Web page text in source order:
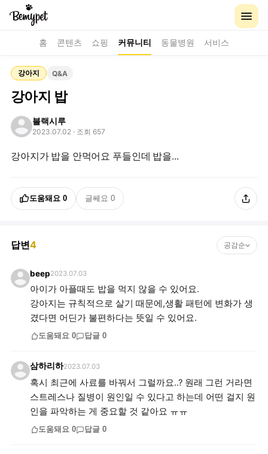
홈 콘텐츠 쇼핑 커뮤니티 동물병원 서비스
강아지 Q&A
강아지 밥
블랙시루
2023.07.02 · 조회 657
강아지가 밥을 안먹어요 푸들인데 밥을...
도움돼요 0 글쎄요 0
답변4 공감순
beep2023.07.03
아이가 아플때도 밥을 먹지 않을 수 있어요.
강아지는 규칙적으로 살기 때문에,생활 패턴에 변화가 생
겼다면 어딘가 불편하다는 뜻일 수 있어요.
도움돼요 0 답글 0
삼하리하2023.07.03
혹시 최근에 사료를 바꿔서 그럴까요..? 원래 그런 거라면
스트레스나 질병이 원인일 수 있다고 하는데 어떤 걸지 원
인을 파악하는 게 중요할 것 같아요 ㅠㅠ
도움돼요 0 답글 0